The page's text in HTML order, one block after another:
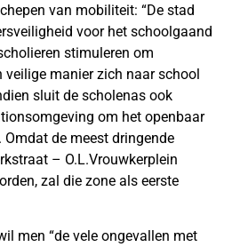
van mobiliteit: “De stad
voor het schoolgaand
stimuleren om
veilige manier zich naar school
sluit de scholenas ook
om het openbaar
de meest dringende
– O.L.Vrouwkerplein
zal die zone als eerste
men “de vele ongevallen met